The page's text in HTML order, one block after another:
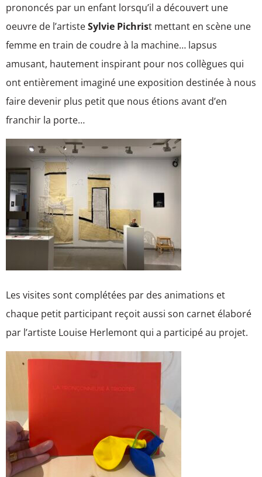
prononcés par un enfant lorsqu’il a découvert une
oeuvre de l’artisteSylvie Pichrist mettant en scène une
femme en train de coudre à la machine… lapsus
amusant, hautement inspirant pour nos collègues qui
ont entièrement imaginé une exposition destinée à nous
faire devenir plus petit que nous étions avant d’en
franchir la porte…
Les visites sont complétées par des animations et
chaque petit participant reçoit aussi son carnet élaboré
par l’artiste Louise Herlemont qui a participé au projet.